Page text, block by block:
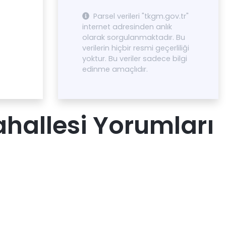
Parsel verileri "tkgm.gov.tr"
internet adresinden anlık
olarak sorgulanmaktadır. Bu
verilerin hiçbir resmi geçerliliği
yoktur. Bu veriler sadece bilgi
edinme amaçlıdır.
Yorumları